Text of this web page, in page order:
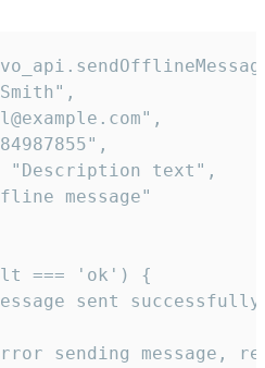
"Description text",
message"
=== 'ok') {
sent
sending message,